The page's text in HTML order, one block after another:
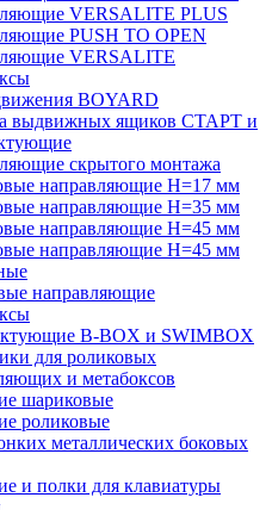
VERSALITE PLUS
PUSH TO OPEN
VERSALITE
BOYARD
выдвижных ящиков СТАРТ и
скрытого монтажа
направляющие H=17 мм
направляющие H=35 мм
направляющие H=45 мм
направляющие H=45 мм
направляющие
B-BOX и SWIMBOX
для роликовых
и метабоксов
шариковые
роликовые
металлических боковых
и полки для клавиатуры